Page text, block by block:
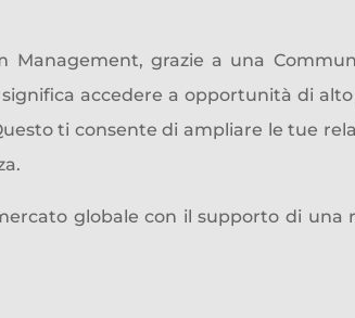
grazie a una
accedere a opportunità di
ti consente di ampliare le tue
globale con il supporto di una